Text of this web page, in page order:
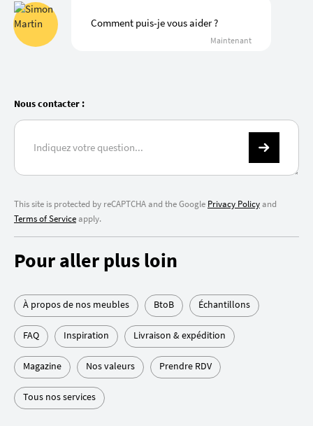
Comment puis-je vous aider ?
Maintenant
Nous contacter :
This site is protected by reCAPTCHA and the Google Privacy Policyand
Terms of Serviceapply.
Pour aller plus loin
À propos de nos meubles BtoB Échantillons
FAQ Inspiration Livraison & expédition
Magazine Nos valeurs Prendre RDV
Tous nos services